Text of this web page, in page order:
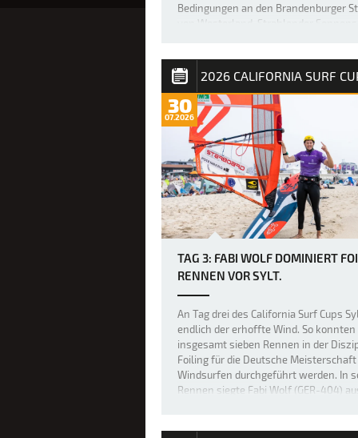
Bedingungen an den Brandenburger
von Westerland. Strahlender
die Nordsee vor Sylt in eine
2026 CALIFORNIA SURF
30
07.2026
TAG 3: FABI WOLF DOMINIERT
RENNEN VOR SYLT.
An Tag drei des California Surf Cups
endlich der erhoffte Wind. So konnten
insgesamt sieben Rennen in der
Foiling für die Deutsche Meisterschaft
Windsurfen durchgeführt werden. In
Rennen siegte Fabi Wolf (GER-404)